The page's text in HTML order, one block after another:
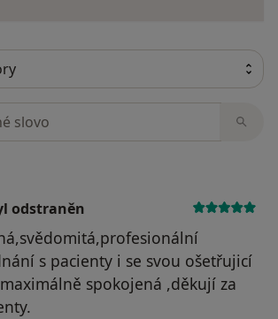
odstraněn
s pacienty i se svou ošetřujicí
spokojená ,děkují za